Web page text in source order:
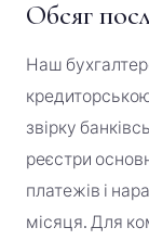
Обсяг
Наш
звірку
реєстри
платежів і
місяця. Для